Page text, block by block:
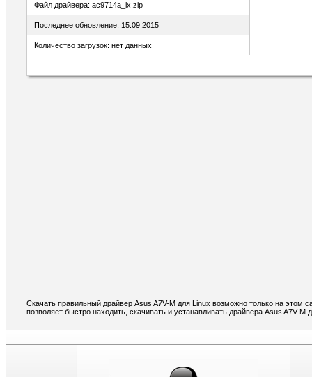
Файл драйвера: ac9714a_lx.zip
Последнее обновление: 15.09.2015
Количество загрузок: нет данных
Скачать правильный драйвер Asus A7V-M для Linux возможно только на этом
позволяет быстро находить, скачивать и устанавливать драйвера Asus A7V-M